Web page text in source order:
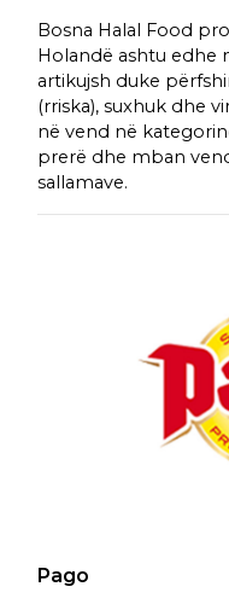
Bosna Halal Food
Holandë ashtu edhe
artikujsh duke
(rriska), suxhuk dhe
në vend në
prerë dhe mban
sallamave.
Pago